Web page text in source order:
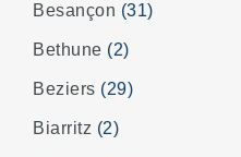
Besançon (31)
Bethune (2)
Beziers (29)
Biarritz (2)